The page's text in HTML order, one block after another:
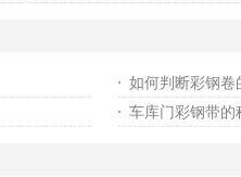
如何判断彩钢卷
车库门彩钢带的